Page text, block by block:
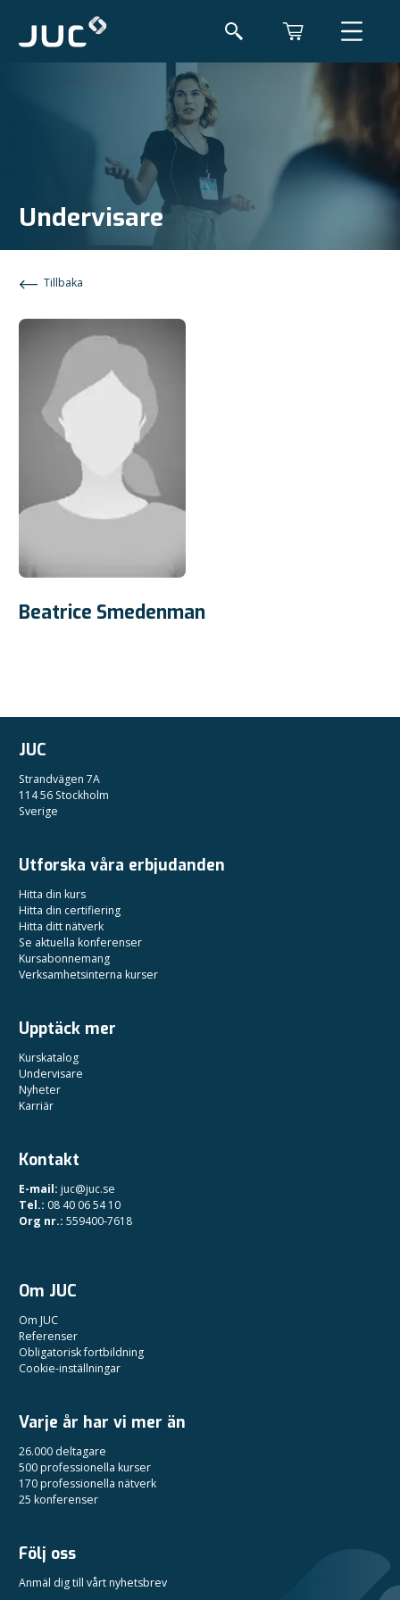
Undervisare
Tillbaka
Beatrice Smedenman
JUC
Strandvägen 7A
114 56 Stockholm
Sverige
Utforska våra erbjudanden
Hitta din kurs
Hitta din certifiering
Hitta ditt nätverk
Se aktuella konferenser
Kursabonnemang
Verksamhetsinterna kurser
Upptäck mer
Kurskatalog
Undervisare
Nyheter
Karriär
Kontakt
E-mail: juc@juc.se
Tel.: 08 40 06 54 10
Org nr.: 559400-7618
Om JUC
Om JUC
Referenser
Obligatorisk fortbildning
Cookie-inställningar
Varje år har vi mer än
26.000 deltagare
500 professionella kurser
170 professionella nätverk
25 konferenser
Följ oss
Anmäl dig till vårt nyhetsbrev